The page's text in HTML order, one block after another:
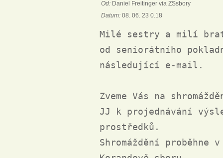
Od: Daniel Freitinger via ZSsbory
Datum: 08. 06. 23 0.18
Milé sestry a milí
od seniorátního
následující e-mail.
Zveme Vás na
JJ k projednávání
prostředků.
Shromáždění